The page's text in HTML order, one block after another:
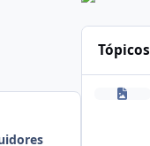
Tópicos